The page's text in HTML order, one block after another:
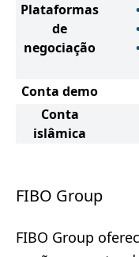
Plataformas
de
negociação
Conta demo
Conta
islâmica
FIBO Group
FIBO Group